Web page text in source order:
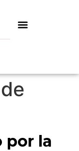
por la